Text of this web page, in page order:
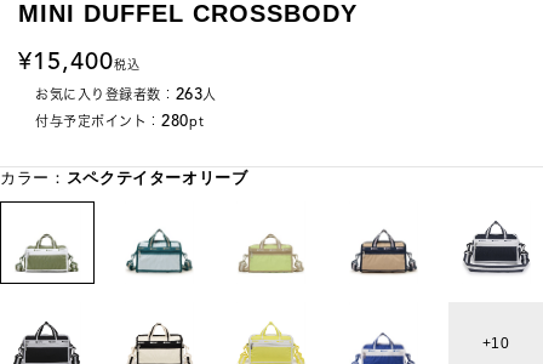
MINI DUFFEL CROSSBODY
15,400税込
お気に入り登録者数： 263人
付与予定ポイント： 280pt
カラー： スペクテイターオリーブ
10